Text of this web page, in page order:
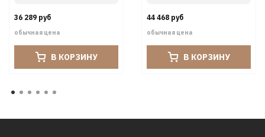
36 289 руб
обычная цена
В КОРЗИНУ
44 468 руб
обычная цена
В КОРЗИНУ